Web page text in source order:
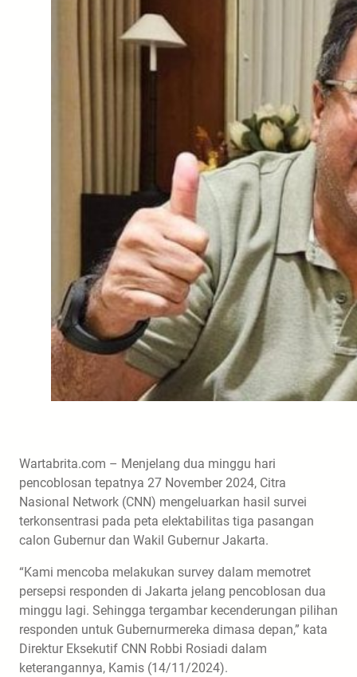
Wartabrita.com – Menjelang dua minggu hari
pencoblosan tepatnya 27 November 2024, Citra
Nasional Network (CNN) mengeluarkan hasil survei
terkonsentrasi pada peta elektabilitas tiga pasangan
calon Gubernur dan Wakil Gubernur Jakarta.
“Kami mencoba melakukan survey dalam memotret
persepsi responden di Jakarta jelang pencoblosan dua
minggu lagi. Sehingga tergambar kecenderungan pilihan
responden untuk Gubernurmereka dimasa depan,” kata
Direktur Eksekutif CNN Robbi Rosiadi dalam
keterangannya, Kamis (14/11/2024).